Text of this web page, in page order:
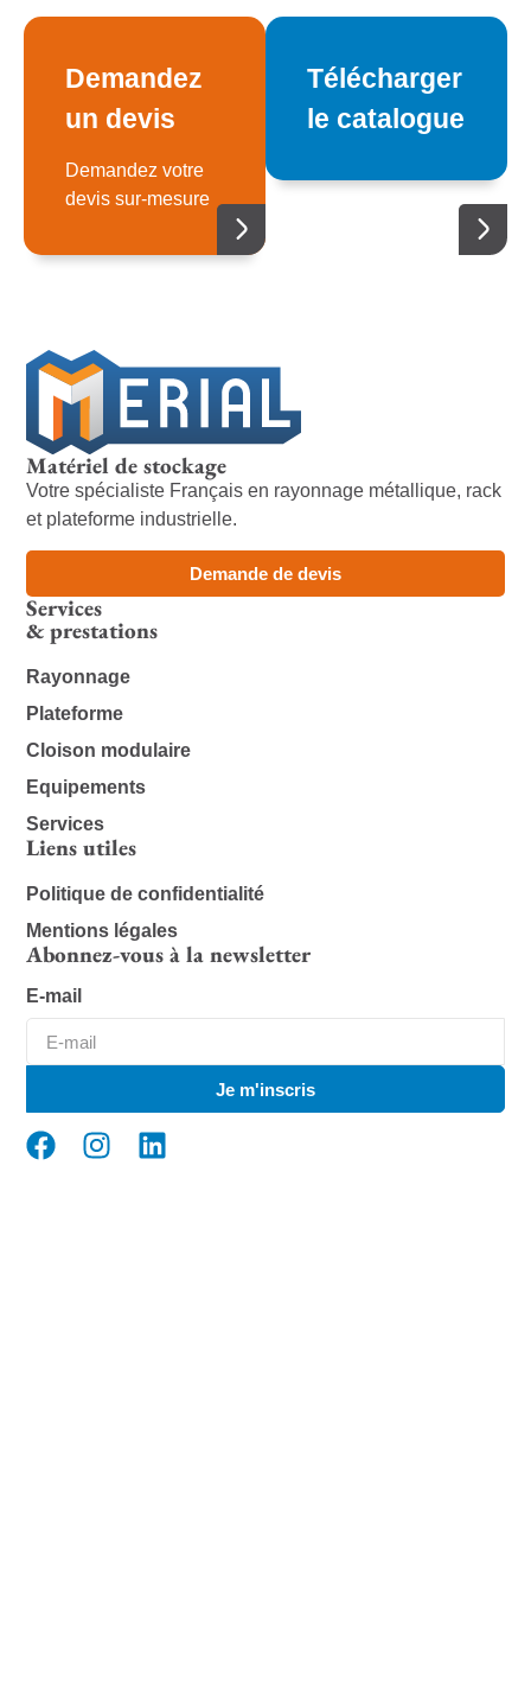
Demandez
un devis
Demandez votre
devis sur-mesure
Télécharger
le catalogue
Matériel de stockage
Votre spécialiste Français en rayonnage métallique, rack
et plateforme industrielle.
Demande de devis
Services
& prestations
Rayonnage
Plateforme
Cloison modulaire
Equipements
Services
Liens utiles
Politique de confidentialité
Mentions légales
Abonnez-vous à la newsletter
E-mail
Je m'inscris